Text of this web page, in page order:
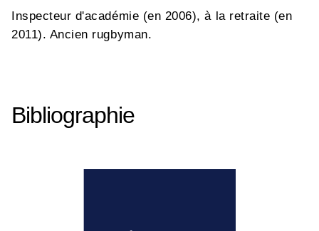
Inspecteur d'académie (en 2006), à la retraite (en
2011). Ancien rugbyman.
Bibliographie